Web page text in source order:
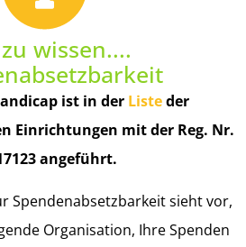
wissen....
ist in der Listeder
Einrichtungen mit der Reg. Nr.
angeführt.
Spendenabsetzbarkeit sieht vor,
Organisation, Ihre Spenden